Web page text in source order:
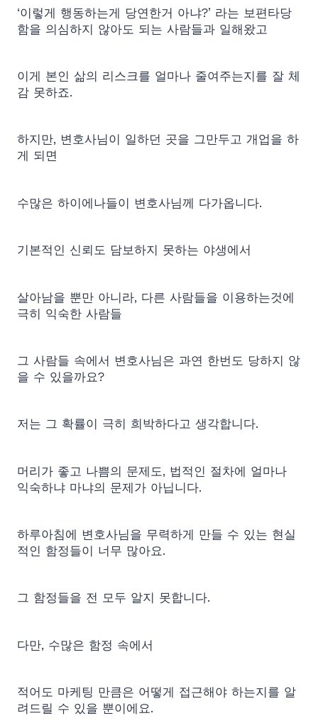
‘이렇게 행동하는게 당연한거 아냐?’ 라는 보편타당
함을 의심하지 않아도 되는 사람들과 일해왔고
이게 본인 삶의 리스크를 얼마나 줄여주는지를 잘 체
감 못하죠.
하지만, 변호사님이 일하던 곳을 그만두고 개업을 하
게 되면
수많은 하이에나들이 변호사님께 다가옵니다.
기본적인 신뢰도 담보하지 못하는 야생에서
살아남을 뿐만 아니라, 다른 사람들을 이용하는것에
극히 익숙한 사람들
그 사람들 속에서 변호사님은 과연 한번도 당하지 않
을 수 있을까요?
저는 그 확률이 극히 희박하다고 생각합니다.
머리가 좋고 나쁨의 문제도, 법적인 절차에 얼마나
익숙하냐 마냐의 문제가 아닙니다.
하루아침에 변호사님을 무력하게 만들 수 있는 현실
적인 함정들이 너무 많아요.
그 함정들을 전 모두 알지 못합니다.
다만, 수많은 함정 속에서
적어도 마케팅 만큼은 어떻게 접근해야 하는지를 알
려드릴 수 있을 뿐이에요.